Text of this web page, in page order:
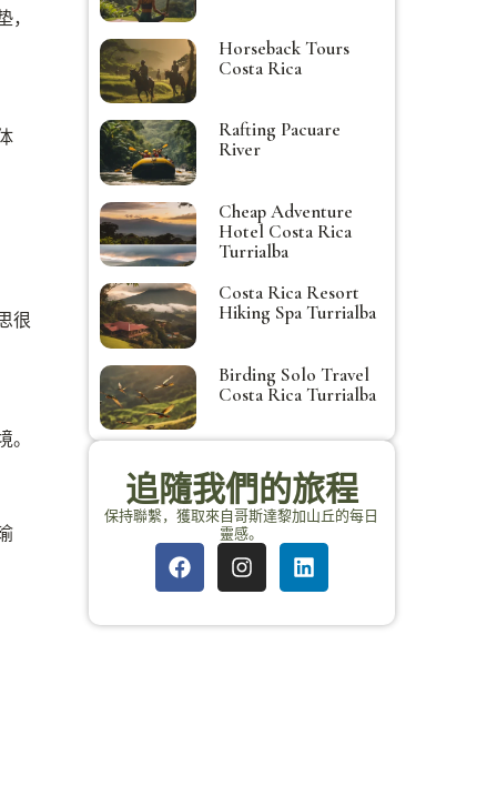
很
Horseback Tours
Costa Rica
Rafting Pacuare
River
Cheap Adventure
Hotel Costa Rica
Turrialba
Costa Rica Resort
Hiking Spa Turrialba
Birding Solo Travel
Costa Rica Turrialba
追隨我們的旅程
保持聯繫，獲取來自哥斯達黎加山丘的每日
靈感。